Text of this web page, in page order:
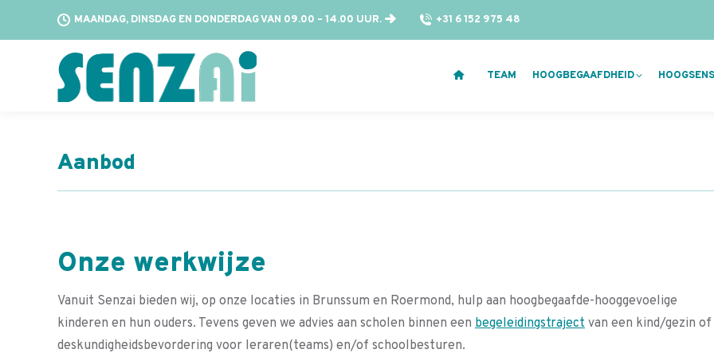
MAANDAG, DINSDAG EN DONDERDAG VAN 09.00 – 14.00 UUR. +31 6 152 975 48
TEAM HOOGBEGAAFDHEID
Aanbod
Onze werkwijze
Vanuit Senzai bieden wij, op onze locaties in Brunssum en Roermond, hulp aan hoogbegaafde-hooggevoelige
kinderen en hun ouders. Tevens geven we advies aan scholen binnen een begeleidingstraject van een kind/gezin of
deskundigheidsbevordering voor leraren(teams) en/of schoolbesturen.